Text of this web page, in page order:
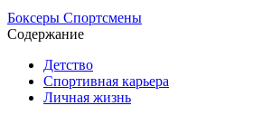
Боксеры Спортсмены
Содержание
Детство
Спортивная карьера
Личная жизнь